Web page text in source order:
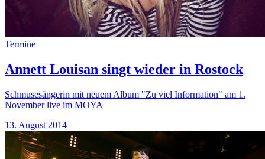
Termine
Annett Louisan singt wieder in Rostock
Schmusesängerin mit neuem Album "Zu viel Information" am 1.
November live im MOYA
13. August 2014